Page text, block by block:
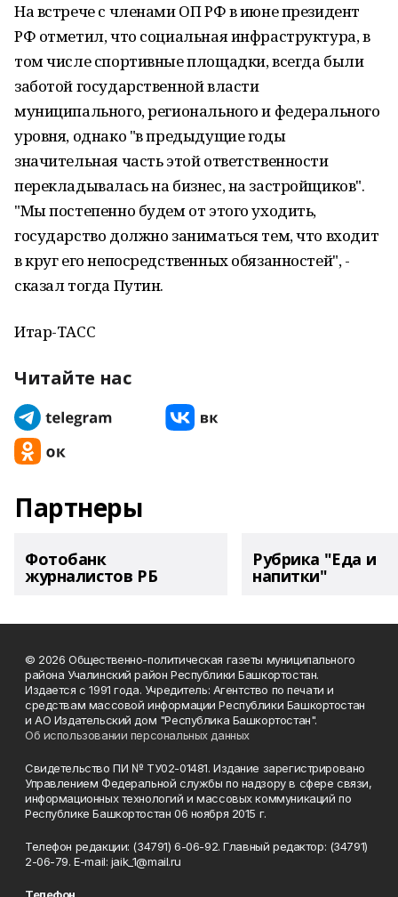
На встрече с членами ОП РФ в июне президент
РФ отметил, что социальная инфраструктура, в
том числе спортивные площадки, всегда были
заботой государственной власти
муниципального, регионального и федерального
уровня, однако "в предыдущие годы
значительная часть этой ответственности
перекладывалась на бизнес, на застройщиков".
"Мы постепенно будем от этого уходить,
государство должно заниматься тем, что входит
в круг его непосредственных обязанностей", -
сказал тогда Путин.
Итар-ТАСС
Читайте нас
Партнеры
Фотобанк
журналистов РБ
Рубрика "Еда и
напитки"
© 2026 Общественно-политическая газеты муниципального
района Учалинский район Республики Башкортостан.
Издается с 1991 года. Учредитель: Агентство по печати и
средствам массовой информации Республики Башкортостан
и АО Издательский дом "Республика Башкортостан".
Об использовании персональных данных
Свидетельство ПИ № ТУ02-01481. Издание зарегистрировано
Управлением Федеральной службы по надзору в сфере связи,
информационных технологий и массовых коммуникаций по
Республике Башкортостан 06 ноября 2015 г.
Телефон редакции: (34791) 6-06-92. Главный редактор: (34791)
2-06-79. Е-mаil: jaik_1@mail.ru